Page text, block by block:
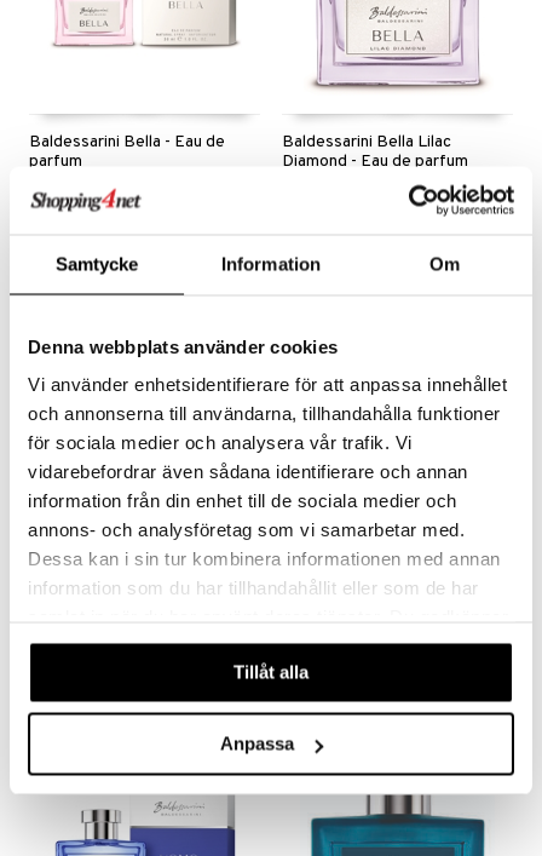
Samtycke Information Om
Denna webbplats använder cookies
Vi använder enhetsidentifierare för att anpassa innehållet
och annonserna till användarna, tillhandahålla funktioner
för sociala medier och analysera vår trafik. Vi
vidarebefordrar även sådana identifierare och annan
information från din enhet till de sociala medier och
annons- och analysföretag som vi samarbetar med.
Dessa kan i sin tur kombinera informationen med annan
information som du har tillhandahållit eller som de har
våra cookies vid fortsatt användande av vår webbplats.
Tillåt alla
Anpassa
Baldessarini Bella - Eau de
parfum
BALDESSARINI
Baldessarini Bella Lilac
Diamond - Eau de parfum
Elegant fruktig blomstrende eau de parfum fra Baldessarini
Finnes i flere varianter
Baldessarini Bella Mare -
Eau de parfum
Baldessarini Signature -
Deodorant Stick
kr